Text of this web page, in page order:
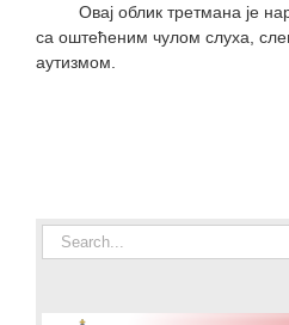
Овај облик третмана је
са оштећеним чулом слуха,
аутизмом.
Search
for: